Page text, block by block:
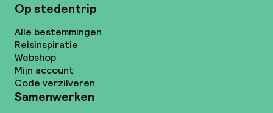
Op stedentrip
Alle bestemmingen
Reisinspiratie
Webshop
Mijn account
Code verzilveren
Samenwerken